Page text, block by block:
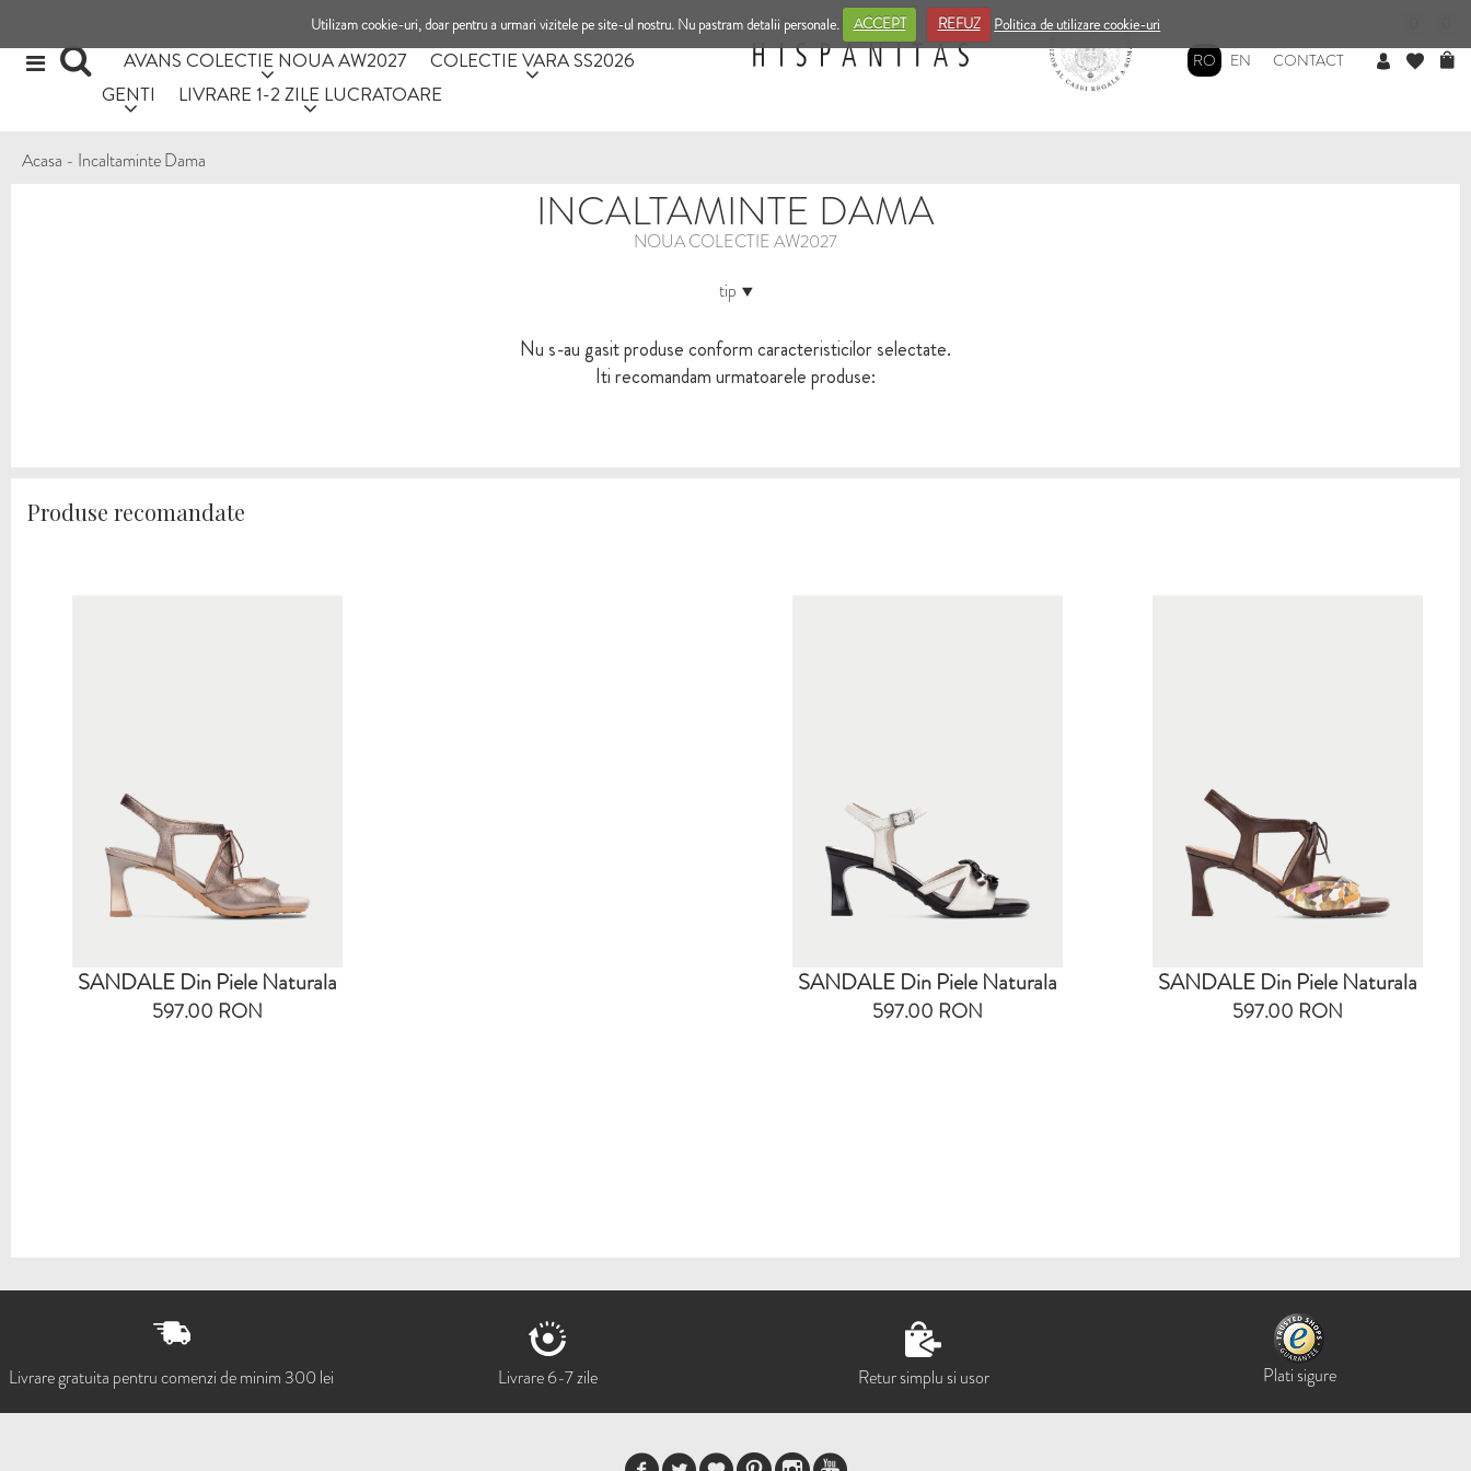
Utilizam cookie-uri, doar pentru a urmari vizitele pe site-ul nostru. Nu pastram detalii personale. ACCEPT REFUZ Politica de utilizare cookie-uri
AVANS COLECTIE NOUA AW2027
COLECTIE VARA SS2026
GENTI
LIVRARE 1-2 ZILE LUCRATOARE
RO EN CONTACT
Acasa - Incaltaminte Dama
INCALTAMINTE DAMA
NOUA COLECTIE AW2027
tip
Nu s-au gasit produse conform caracteristicilor selectate.
Iti recomandam urmatoarele produse:
Produse recomandate
SANDALE Din Piele Naturala
597.00 RON
SANDALE Din Piele Naturala
597.00 RON
SANDALE Din Piele Naturala
597.00 RON
Livrare gratuita pentru comenzi de minim 300 lei Livrare 6-7 zile Retur simplu si usor Plati sigure